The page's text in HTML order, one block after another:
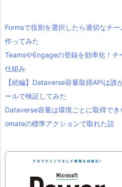
Formsで役割を選択したら適切なチ
作ってみた
TeamsやEngageの登録を効率化！
仕組み
【続編】Dataverse容量取得APIは誰
ールで検証してみた
Dataverse容量は環境ごとに取得で
omateの標準アクションで取れた話